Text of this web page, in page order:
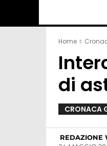
Home
di
CRONACA
REDAZIONE